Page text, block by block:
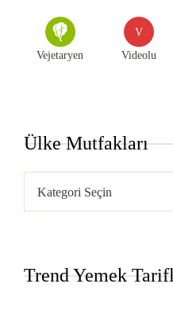
Vejetaryen
V
Videolu
Ülke Mutfakları
Mutfakları
Trend Yemek